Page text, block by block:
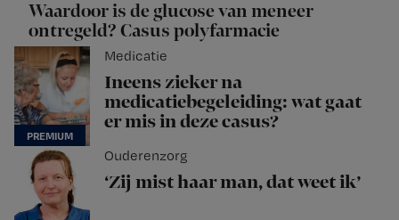
Waardoor is de glucose van meneer
ontregeld? Casus polyfarmacie
Medicatie
Ineens zieker na
medicatiebegeleiding: wat gaat
er mis in deze casus?
Ouderenzorg
‘Zij mist haar man, dat weet ik’